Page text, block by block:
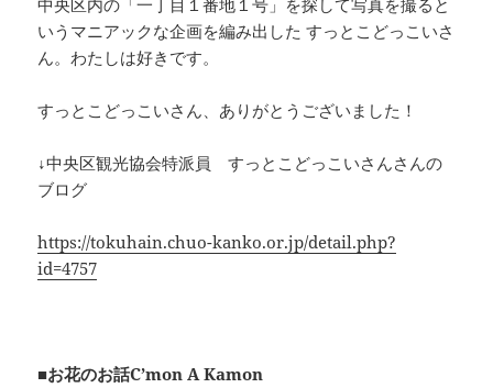
中央区内の「一丁目１番地１号」を探して写真を撮ると
いうマニアックな企画を編み出した すっとこどっこいさ
ん。わたしは好きです。
すっとこどっこいさん、ありがとうございました！
↓中央区観光協会特派員 すっとこどっこいさんさんの
ブログ
https://tokuhain.chuo-kanko.or.jp/detail.php?
id=4757
■お花のお話C’mon A Kamon